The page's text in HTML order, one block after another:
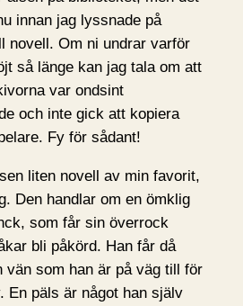
innan jag lyssnade på
novell. Om ni undrar varför
så länge kan jag tala om att
var ondsint
och inte gick att kopiera
Fy för sådant!
liten novell av min favorit,
Den handlar om en ömklig
som får sin överrock
bli påkörd. Han får då
vän som han är på väg till för
En päls är något han själv